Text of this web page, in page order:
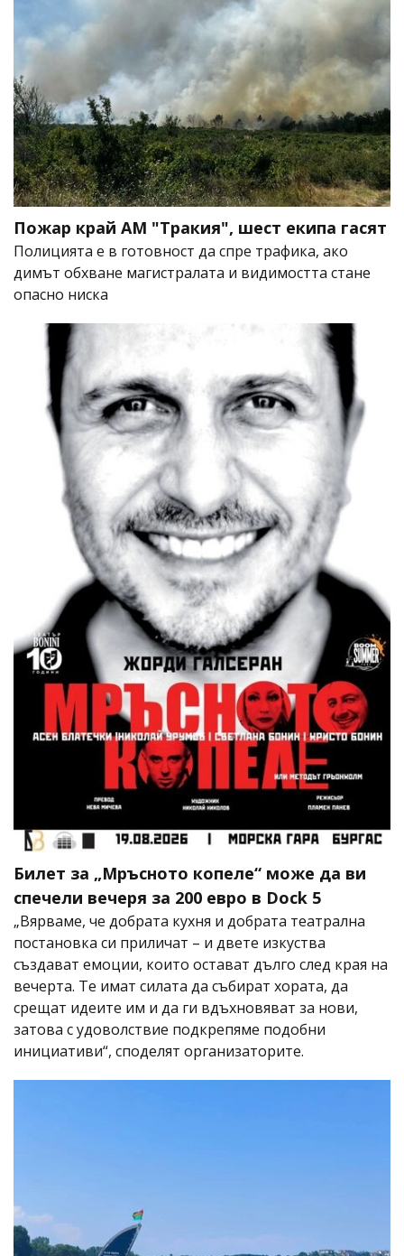
Пожар край АМ "Тракия", шест екипа гасят
Полицията е в готовност да спре трафика, ако
димът обхване магистралата и видимостта стане
опасно ниска
Билет за „Мръсното копеле“ може да ви
спечели вечеря за 200 евро в Dock 5
„Вярваме, че добрата кухня и добрата театрална
постановка си приличат – и двете изкуства
създават емоции, които остават дълго след края на
вечерта. Те имат силата да събират хората, да
срещат идеите им и да ги вдъхновяват за нови,
затова с удоволствие подкрепяме подобни
инициативи“, споделят организаторите.